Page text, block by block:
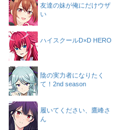
友達の妹が俺にだけウザ
い
ハイスクールD×D HERO
陰の実力者になりたく
て！2nd season
履いてください、鷹峰さ
ん